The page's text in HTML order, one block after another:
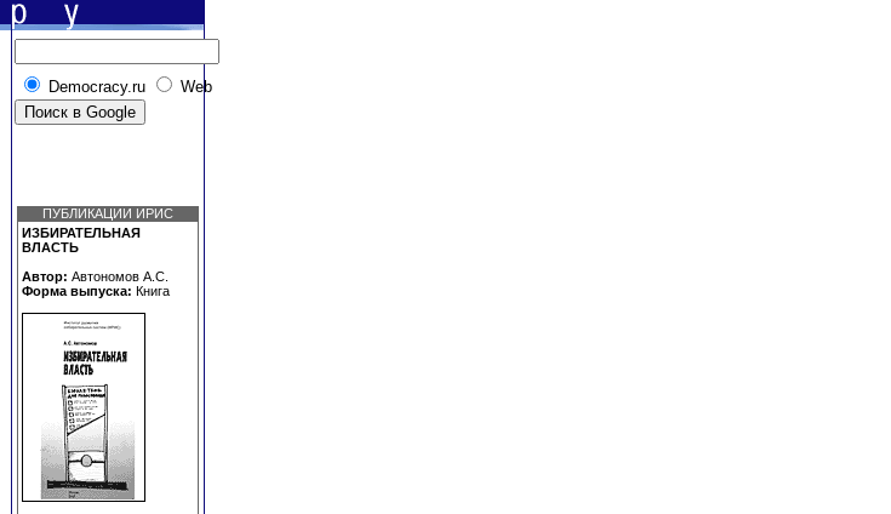
Democracy.ru Web
ПУБЛИКАЦИИ ИРИС
ИЗБИРАТЕЛЬНАЯ
ВЛАСТЬ
Автор: Автономов А.С.
Форма выпуска: Книга